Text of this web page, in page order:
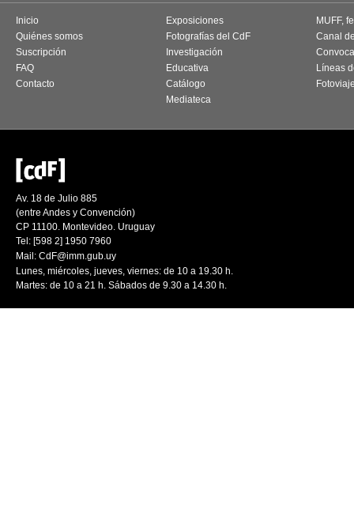
Inicio
Quiénes somos
Suscripción
FAQ
Contacto
Exposiciones
Fotografías del CdF
Investigación
Educativa
Catálogo
Mediateca
MUFF,
Canal
Líneas
Av. 18 de Julio 885
(entre Andes y Convención)
CP 11100. Montevideo. Uruguay
Tel: [598 2] 1950 7960
Mail: CdF@imm.gub.uy
Lunes, miércoles, jueves, viernes: de 10 a 19.30 h.
Martes: de 10 a 21 h. Sábados de 9.30 a 14.30 h.